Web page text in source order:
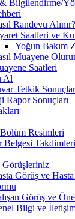
Bilgilendirme/
Randevu Alınır?
Saatleri ve
Yoğun Bakım
Muayene
Saatleri
Al
Tetkik
Rapor Sonuçları
Resimleri
Belgesi Takdimleri
Görüşleriniz
Görüş ve
Görüş ve
Bilgi ve